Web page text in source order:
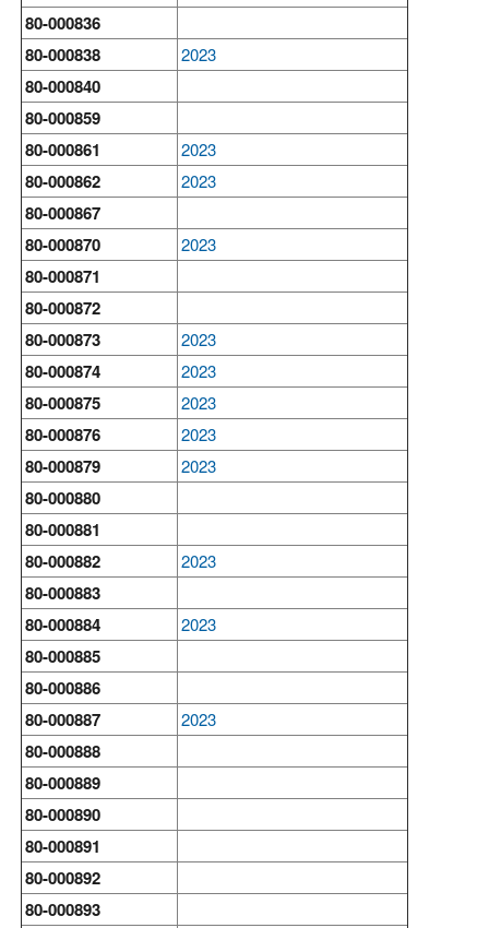
80-000836
80-000838
2023
80-000840
80-000859
80-000861
2023
80-000862 2023
80-000867
80-000870
2023
80-000871
80-000872
80-000873
2023
80-000874 2023
80-000875 2023
80-000876 2023
80-000879 2023
80-000880
80-000881
80-000882
2023
80-000883
80-000884
2023
80-000885
80-000886
80-000887
2023
80-000888
80-000889
80-000890
80-000891
80-000892
80-000893